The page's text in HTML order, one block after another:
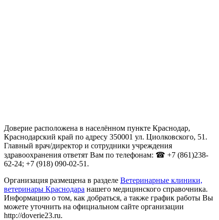
Доверие расположена в населённом пункте Краснодар,
Краснодарский край по адресу 350001 ул. Циолковского, 51.
Главный врач/директор и сотрудники учреждения
здравоохранения ответят Вам по телефонам: ☎ +7 (861)238-
62-24; +7 (918) 090-02-51.
Организация размещена в разделе Ветеринарные клиники,
ветеринары Краснодара нашего медицинского справочника.
Информацию о том, как добраться, а также график работы Вы
можете уточнить на официальном сайте организации
http://doverie23.ru.